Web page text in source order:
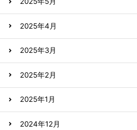
2025年4月
2025年3月
2025年2月
2025年1月
2024年12月